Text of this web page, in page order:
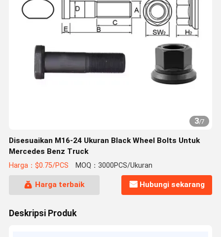
3/7
Disesuaikan M16-24 Ukuran Black Wheel Bolts Untuk
Mercedes Benz Truck
Harga：$0.75/PCS MOQ：3000PCS/Ukuran
Harga terbaik Hubungi sekarang
Deskripsi Produk